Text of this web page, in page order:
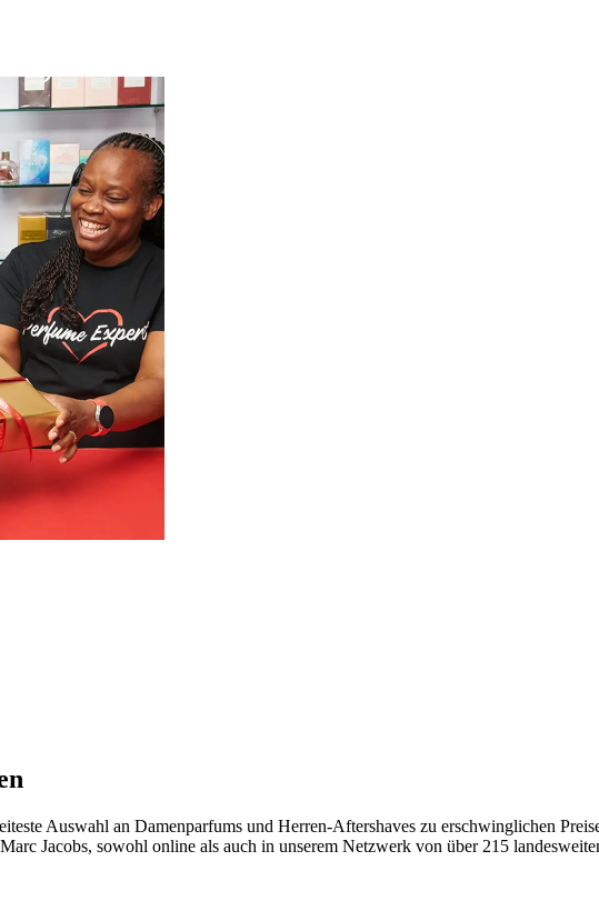
Auswahl an Damenparfums und Herren-Aftershaves zu erschwinglichen
Jacobs, sowohl online als auch in unserem Netzwerk von über 215